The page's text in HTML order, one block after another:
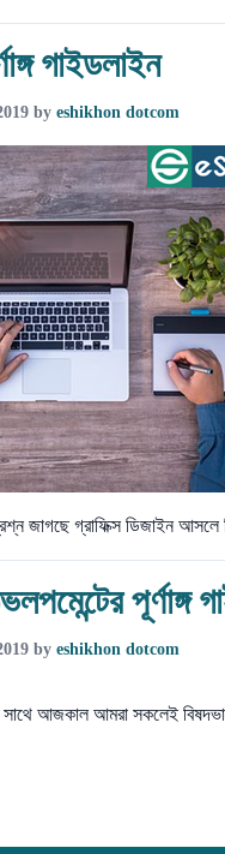
গাইডলাইন
by eshikhon dotcom
জাগছে গ্রাফিক্স ডিজাইন
পূর্ণাঙ্গ
by eshikhon dotcom
সাথে আজকাল আমরা সকলেই